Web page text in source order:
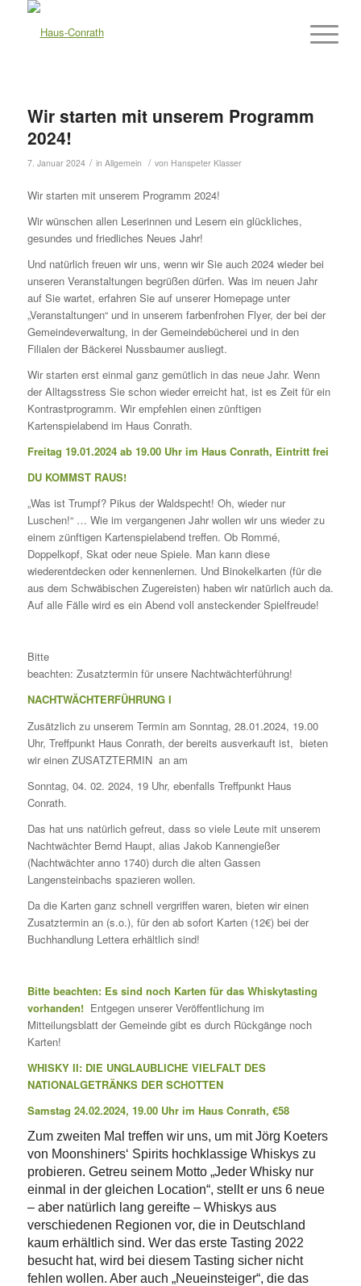
Wir starten mit unserem Programm
2024!
7. Januar 2024 / in Allgemein / von Hanspeter Klasser
Wir starten mit unserem Programm 2024!
Wir wünschen allen Leserinnen und Lesern ein glückliches,
gesundes und friedliches Neues Jahr!
Und natürlich freuen wir uns, wenn wir Sie auch 2024 wieder bei
unseren Veranstaltungen begrüßen dürfen. Was im neuen Jahr
auf Sie wartet, erfahren Sie auf unserer Homepage unter
„Veranstaltungen“ und in unserem farbenfrohen Flyer, der bei der
Gemeindeverwaltung, in der Gemeindebücherei und in den
Filialen der Bäckerei Nussbaumer ausliegt.
Wir starten erst einmal ganz gemütlich in das neue Jahr. Wenn
der Alltagsstress Sie schon wieder erreicht hat, ist es Zeit für ein
Kontrastprogramm. Wir empfehlen einen zünftigen
Kartenspielabend im Haus Conrath.
Freitag 19.01.2024 ab 19.00 Uhr im Haus Conrath, Eintritt frei
DU KOMMST RAUS!
„Was ist Trumpf? Pikus der Waldspecht! Oh, wieder nur
Luschen!“ … Wie im vergangenen Jahr wollen wir uns wieder zu
einem zünftigen Kartenspielabend treffen. Ob Rommé,
Doppelkopf, Skat oder neue Spiele. Man kann diese
wiederentdecken oder kennenlernen. Und Binokelkarten (für die
aus dem Schwäbischen Zugereisten) haben wir natürlich auch da.
Auf alle Fälle wird es ein Abend voll ansteckender Spielfreude!
Bitte
beachten: Zusatztermin für unsere Nachtwächterführung!
NACHTWÄCHTERFÜHRUNG I
Zusätzlich zu unserem Termin am Sonntag, 28.01.2024, 19.00
Uhr, Treffpunkt Haus Conrath, der bereits ausverkauft ist, bieten
wir einen ZUSATZTERMIN an am
Sonntag, 04. 02. 2024, 19 Uhr, ebenfalls Treffpunkt Haus
Conrath.
Das hat uns natürlich gefreut, dass so viele Leute mit unserem
Nachtwächter Bernd Haupt, alias Jakob Kannengießer
(Nachtwächter anno 1740) durch die alten Gassen
Langensteinbachs spazieren wollen.
Da die Karten ganz schnell vergriffen waren, bieten wir einen
Zusatztermin an (s.o.), für den ab sofort Karten (12€) bei der
Buchhandlung Lettera erhältlich sind!
Bitte beachten: Es sind noch Karten für das Whiskytasting
vorhanden! Entgegen unserer Veröffentlichung im
Mitteilungsblatt der Gemeinde gibt es durch Rückgänge noch
Karten!
WHISKY II: DIE UNGLAUBLICHE VIELFALT DES
NATIONALGETRÄNKS DER SCHOTTEN
Samstag 24.02.2024, 19.00 Uhr im Haus Conrath, €58
Zum zweiten Mal treffen wir uns, um mit Jörg Koeters
von Moonshiners‘ Spirits hochklassige Whiskys zu
probieren. Getreu seinem Motto „Jeder Whisky nur
einmal in der gleichen Location“, stellt er uns 6 neue
– aber natürlich lang gereifte – Whiskys aus
verschiedenen Regionen vor, die in Deutschland
kaum erhältlich sind. Wer das erste Tasting 2022
besucht hat, wird bei diesem Tasting sicher nicht
fehlen wollen. Aber auch „Neueinsteiger“, die das